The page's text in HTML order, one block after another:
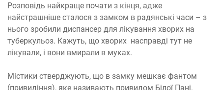
Розповідь найкраще почати з кінця, адже
найстрашніше сталося з замком в радянські часи – з
нього зробили диспансер для лікування хворих на
туберкульоз. Кажуть, що хворих насправді тут не
лікували, і вони вмирали в муках.
Містики стверджують, що в замку мешкає фантом
(привидіння), яке називають привидом Білої Пані.